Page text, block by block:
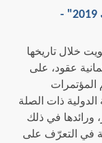
مشاركة مميزة لنفط الكويت في "أديبك 2019" -
خلال تاريخها
عقود، على
ذات الصلة
ورائدها في ذلك
في التعرّف على